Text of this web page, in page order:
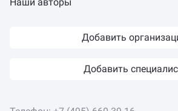
Добавить
Добавить